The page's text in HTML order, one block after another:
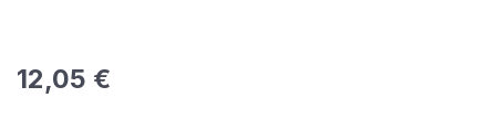
Regulärer Preis:
12,05 €